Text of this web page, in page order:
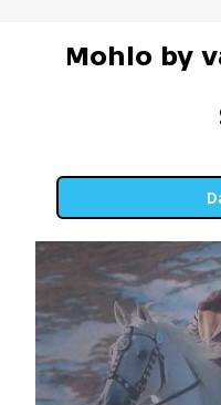
Mohlo by